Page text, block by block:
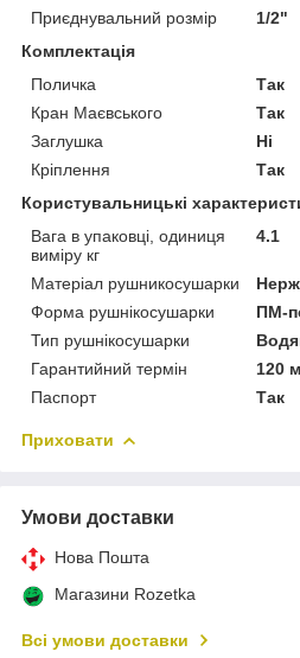
Приєднувальний розмір
1/2"
Комплектація
Поличка
Так
Кран Маєвського
Так
Заглушка
Ні
Кріплення
Так
Користувальницькі
Вага в упаковці, одиниця
виміру кг
4.1
Матеріал рушникосушарки
Форма рушнікосушарки
ПМ-
Тип рушнікосушарки
Гарантийний термін
120
Паспорт
Так
Приховати
Умови доставки
Нова Пошта
Магазини Rozetka
Всі умови доставки